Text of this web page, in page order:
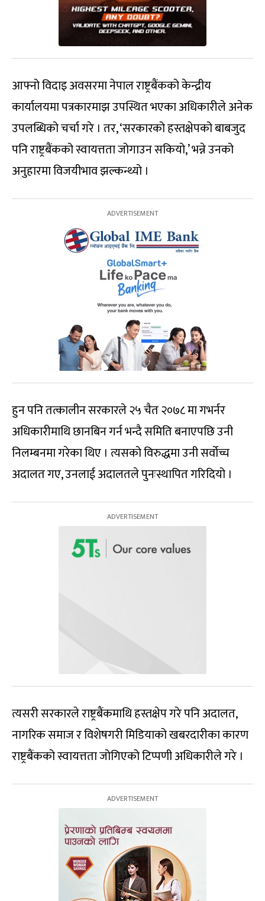
आफ्नो विदाइ अवसरमा नेपाल राष्ट्रबैंकको केन्द्रीय
कार्यालयमा पत्रकारमाझ उपस्थित भएका अधिकारीले अनेक
उपलब्धिको चर्चा गरे । तर, ‘सरकारको हस्तक्षेपको बाबजुद
पनि राष्ट्रबैंकको स्वायत्तता जोगाउन सकियो,’ भन्ने उनको
अनुहारमा विजयीभाव झल्कन्थ्यो ।
हुन पनि तत्कालीन सरकारले २५ चैत २०७८ मा गभर्नर
अधिकारीमाथि छानबिन गर्न भन्दै समिति बनाएपछि उनी
निलम्बनमा गरेका थिए । त्यसको विरुद्धमा उनी सर्वोच्च
अदालत गए, उनलाई अदालतले पुनःस्थापित गरिदियो ।
त्यसरी सरकारले राष्ट्रबैंकमाथि हस्तक्षेप गरे पनि अदालत,
नागरिक समाज र विशेषगरी मिडियाको खबरदारीका कारण
राष्ट्रबैंकको स्वायत्तता जोगिएको टिप्पणी अधिकारीले गरे ।